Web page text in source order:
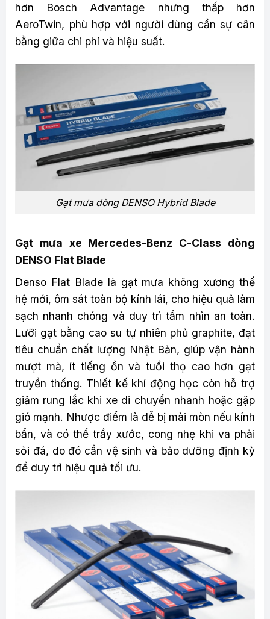
hơn Bosch Advantage nhưng thấp hơn
AeroTwin, phù hợp với người dùng cần sự cân
bằng giữa chi phí và hiệu suất.
Gạt mưa dòng DENSO Hybrid Blade
Gạt mưa xe Mercedes-Benz C-Class dòng
DENSO Flat Blade
Denso Flat Blade là gạt mưa không xương thế
hệ mới, ôm sát toàn bộ kính lái, cho hiệu quả làm
sạch nhanh chóng và duy trì tầm nhìn an toàn.
Lưỡi gạt bằng cao su tự nhiên phủ graphite, đạt
tiêu chuẩn chất lượng Nhật Bản, giúp vận hành
mượt mà, ít tiếng ồn và tuổi thọ cao hơn gạt
truyền thống. Thiết kế khí động học còn hỗ trợ
giảm rung lắc khi xe di chuyển nhanh hoặc gặp
gió mạnh. Nhược điểm là dễ bị mài mòn nếu kính
bẩn, và có thể trầy xước, cong nhẹ khi va phải
sỏi đá, do đó cần vệ sinh và bảo dưỡng định kỳ
để duy trì hiệu quả tối ưu.